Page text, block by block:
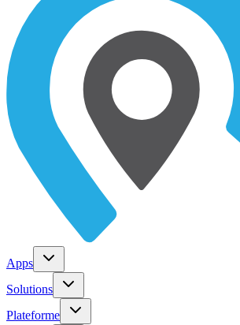
Apps
Solutions
Plateforme